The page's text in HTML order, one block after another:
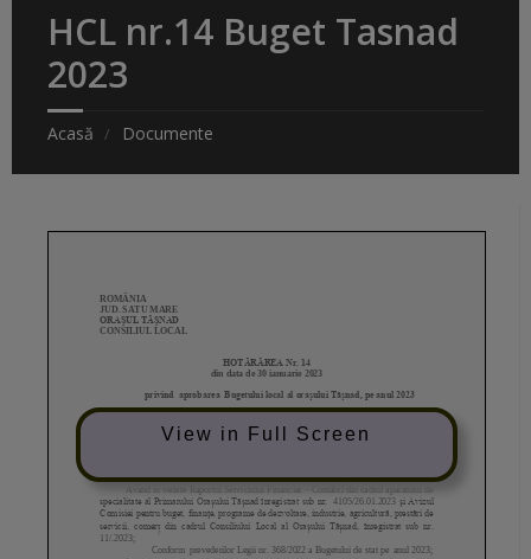
HCL nr.14 Buget Tasnad
2023
Acasă Documente
View in Full Screen